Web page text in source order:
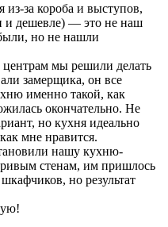
из-за короба и выступов,
и дешевле) — это не наш
но не нашли
мы решили делать
замерщика, он все
именно такой, как
окончательно. Не
но кухня идеально
мне нравится.
нашу кухню-
стенам, им пришлось
но результат